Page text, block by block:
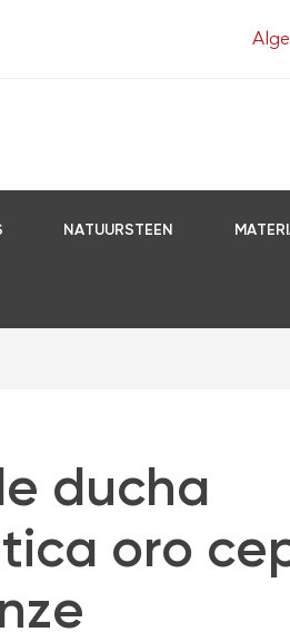
NATUURSTEEN
ducha
oro